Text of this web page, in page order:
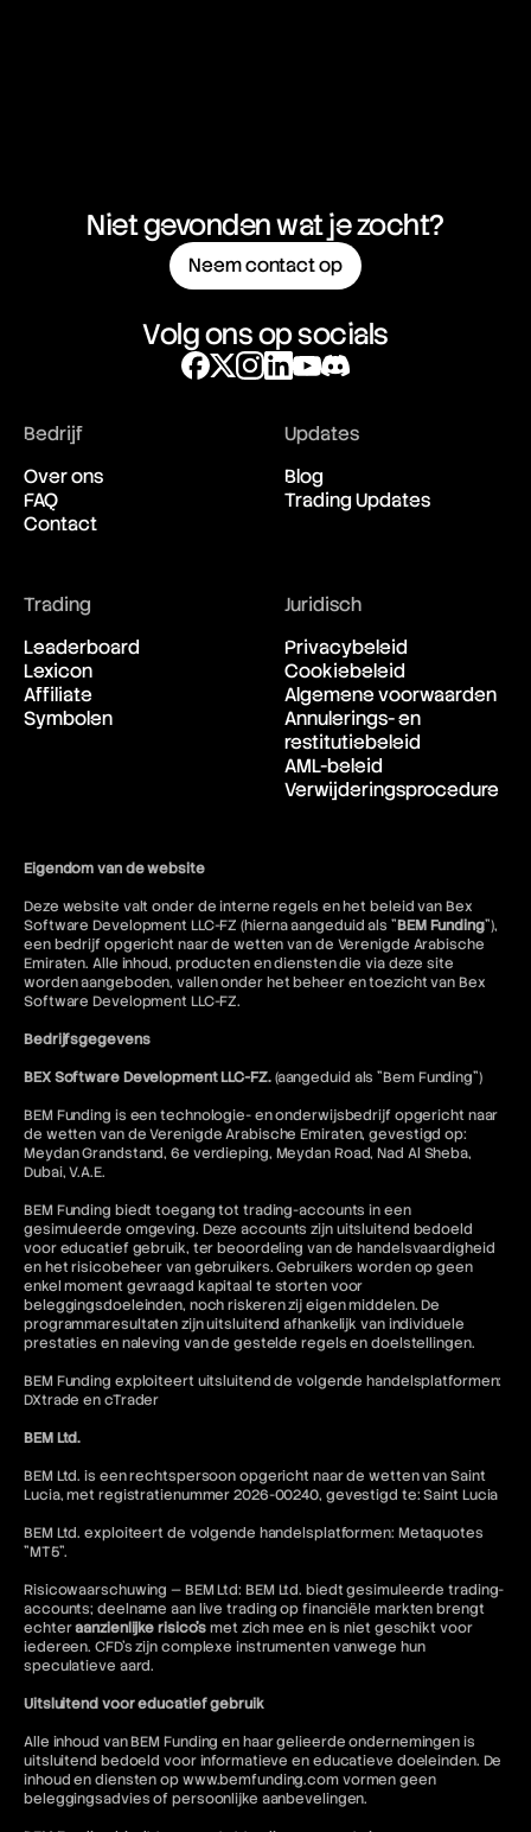
Niet gevonden wat je zocht?
Neem contact op
Volg ons op socials
Bedrijf
Over ons
FAQ
Contact
Updates
Blog
Trading Updates
Trading
Leaderboard
Lexicon
Affiliate
Symbolen
Juridisch
Privacybeleid
Cookiebeleid
Algemene voorwaarden
Annulerings- en
restitutiebeleid
AML-beleid
Verwijderingsprocedure
Eigendom van de website
Deze website valt onder de interne regels en het beleid van Bex
Software Development LLC-FZ (hierna aangeduid als "BEM Funding"),
een bedrijf opgericht naar de wetten van de Verenigde Arabische
Emiraten. Alle inhoud, producten en diensten die via deze site
worden aangeboden, vallen onder het beheer en toezicht van Bex
Software Development LLC-FZ.
Bedrijfsgegevens
BEX Software Development LLC-FZ.(aangeduid als "Bem Funding")
BEM Funding is een technologie- en onderwijsbedrijf opgericht naar
de wetten van de Verenigde Arabische Emiraten, gevestigd op:
Meydan Grandstand, 6e verdieping, Meydan Road, Nad Al Sheba,
Dubai, V.A.E.
BEM Funding biedt toegang tot trading-accounts in een
gesimuleerde omgeving. Deze accounts zijn uitsluitend bedoeld
voor educatief gebruik, ter beoordeling van de handelsvaardigheid
en het risicobeheer van gebruikers. Gebruikers worden op geen
enkel moment gevraagd kapitaal te storten voor
beleggingsdoeleinden, noch riskeren zij eigen middelen. De
programmaresultaten zijn uitsluitend afhankelijk van individuele
prestaties en naleving van de gestelde regels en doelstellingen.
BEM Funding exploiteert uitsluitend de volgende handelsplatformen:
DXtrade en cTrader
BEM Ltd.
BEM Ltd. is een rechtspersoon opgericht naar de wetten van Saint
Lucia, met registratienummer 2026-00240, gevestigd te: Saint Lucia
BEM Ltd. exploiteert de volgende handelsplatformen: Metaquotes
"MT5".
Risicowaarschuwing — BEM Ltd: BEM Ltd. biedt gesimuleerde trading-
accounts; deelname aan live trading op financiële markten brengt
echteraanzienlijke risico'smet zich mee en is niet geschikt voor
iedereen. CFD's zijn complexe instrumenten vanwege hun
speculatieve aard.
Uitsluitend voor educatief gebruik
Alle inhoud van BEM Funding en haar gelieerde ondernemingen is
uitsluitend bedoeld voor informatieve en educatieve doeleinden. De
inhoud en diensten op www.bemfunding.com vormen geen
beleggingsadvies of persoonlijke aanbevelingen.